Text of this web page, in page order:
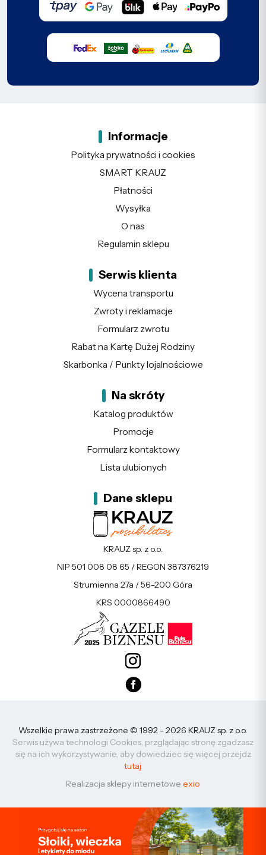
Informacje
Polityka prywatności i cookies
SMART KRAUZ
Płatności
Wysyłka
O nas
Regulamin sklepu
Serwis klienta
Wycena transportu
Zwroty i reklamacje
Formularz zwrotu
Rabat na Kartę Dużej Rodziny
Skarbonka / Punkty lojalnościowe
Na skróty
Katalog produktów
Promocje
Formularz kontaktowy
Lista ulubionych
Dane sklepu
KRAUZ sp. z o.o.
NIP 501 008 08 65 / REGON 387376219
Strumienna 27a / 56-200 Góra
KRS 0000866490
Wszelkie prawa zastrzeżone © 1992 - 2026 KRAUZ sp. z o.o.
Serwis używa technologi Cookies, przglądając stronę zgadzasz
się na ich wykorzystywanie, aby dowiedziec się więcej przejdz
tutaj.
Realizacja sklepy internetowe exio